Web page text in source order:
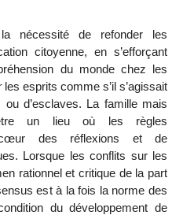
nécessité de refonder les
citoyenne, en s’efforçant
du monde chez les
les esprits comme s’il s’agissait
ou d’esclaves. La famille mais
un lieu où les règles
des réflexions et de
Lorsque les conflits sur les
rationnel et critique de la part
est à la fois la norme des
du développement de